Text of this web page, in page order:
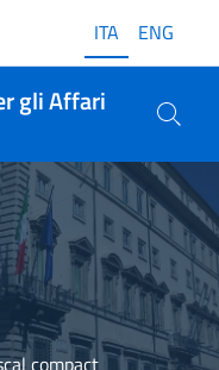
ITA ENG
gli Affari
compact